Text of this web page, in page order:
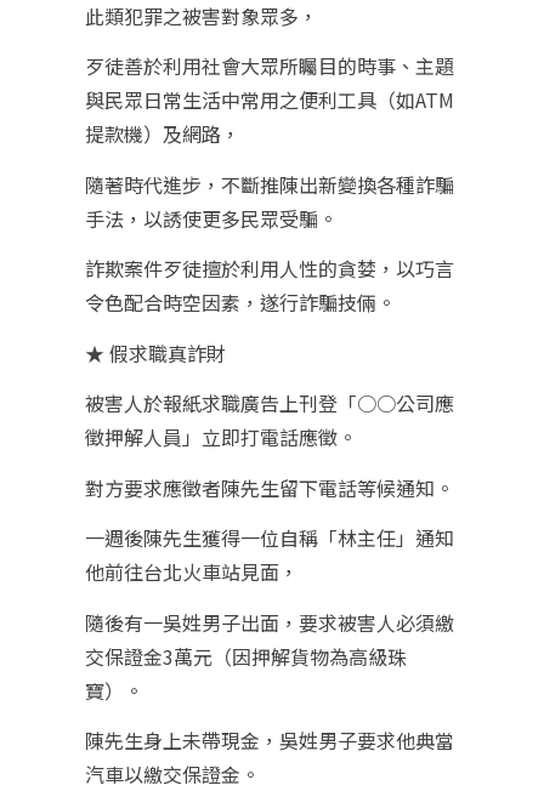
此類犯罪之被害對象眾多，
歹徒善於利用社會大眾所矚目的時事、主題
與民眾日常生活中常用之便利工具（如ATM
提款機）及網路，
隨著時代進步，不斷推陳出新變換各種詐騙
手法，以誘使更多民眾受騙。
詐欺案件歹徒擅於利用人性的貪婪，以巧言
令色配合時空因素，遂行詐騙技倆。
★ 假求職真詐財
被害人於報紙求職廣告上刊登「○○公司應
徵押解人員」立即打電話應徵。
對方要求應徵者陳先生留下電話等候通知。
一週後陳先生獲得一位自稱「林主任」通知
他前往台北火車站見面，
隨後有一吳姓男子出面，要求被害人必須繳
交保證金3萬元（因押解貨物為高級珠
寶）。
陳先生身上未帶現金，吳姓男子要求他典當
汽車以繳交保證金。